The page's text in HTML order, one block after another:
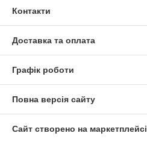
Контакти
Доставка та оплата
Графік роботи
Повна версія сайту
Сайт створено на маркетплейсі